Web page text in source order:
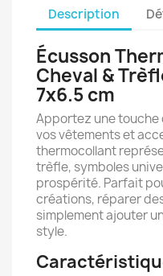
Description
Écusson
Cheval &
7x6.5 cm
Apportez une
vos vêtements et
thermocollant
trèfle, symboles
prospérité. Parfait
créations, réparer
simplement ajouter
style.